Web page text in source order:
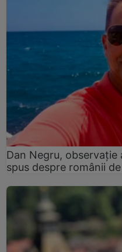
Dan Negru, observație
spus despre românii